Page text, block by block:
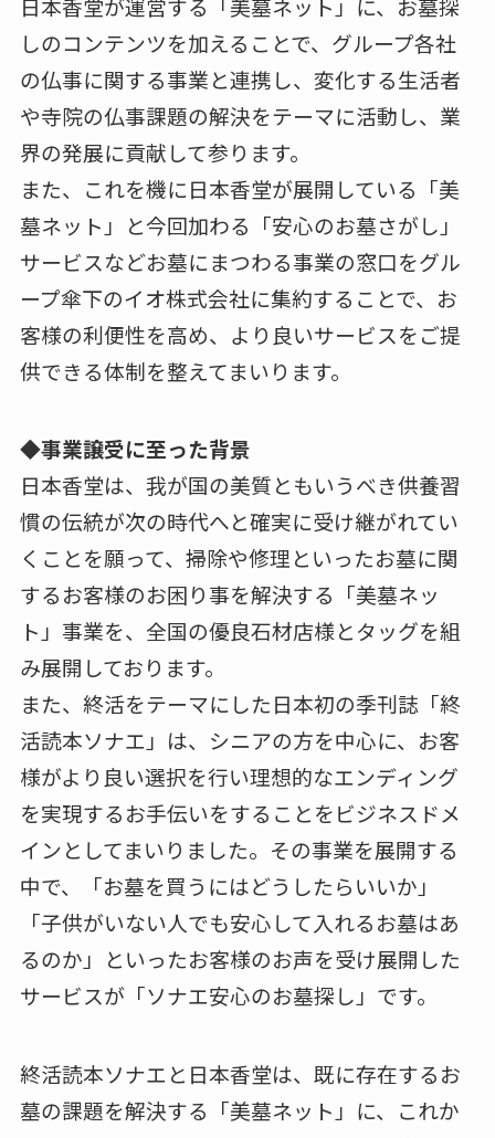
しのコンテンツを加えることで、グループ各社
の仏事に関する事業と連携し、変化する⽣活者
や寺院の仏事課題の解決をテーマに活動し、業
界の発展に貢献して参ります。
また、これを機に日本香堂が展開している「美
墓ネット」と今回加わる「安心のお墓さがし」
サービスなどお墓にまつわる事業の窓口をグル
ープ傘下のイオ株式会社に集約することで、お
客様の利便性を高め、より良いサービスをご提
供できる体制を整えてまいります。
◆事業譲受に至った背景
日本香堂は、我が国の美質ともいうべき供養習
慣の伝統が次の時代へと確実に受け継がれてい
くことを願って、掃除や修理といったお墓に関
するお客様のお困り事を解決する「美墓ネッ
ト」事業を、全国の優良石材店様とタッグを組
み展開しております。
また、終活をテーマにした日本初の季刊誌「終
活読本ソナエ」は、シニアの方を中心に、お客
様がより良い選択を行い理想的なエンディング
を実現するお手伝いをすることをビジネスドメ
インとしてまいりました。その事業を展開する
中で、「お墓を買うにはどうしたらいいか」
「子供がいない人でも安心して入れるお墓はあ
るのか」といったお客様のお声を受け展開した
サービスが「ソナエ安心のお墓探し」です。
終活読本ソナエと日本香堂は、既に存在するお
墓の課題を解決する「美墓ネット」に、これか